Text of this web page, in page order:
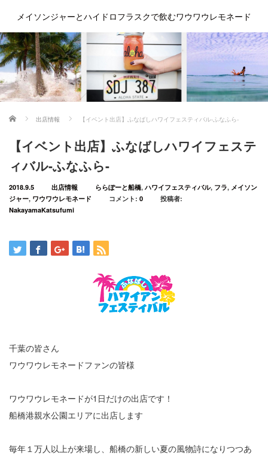
メイソンジャーとハイドロフラスクで飲むワウワウレモネード
ホーム 出店情報 【イベント出店】ふなばしハワイフェスティバル-ふなふら-
【イベント出店】ふなばしハワイフェステ
ィバル-ふなふら-
2018.9.5 出店情報 ららぽーと船橋, ハワイフェスティバル, フラ, メイソン
ジャー, ワウワウレモネード コメント: 0
投稿者:
NakayamaKatsufumi
千葉の皆さん
ワウワウレモネードファンの皆様
ワウワウレモネードが1日だけの出店です！
船橋港親水公園エリアに出店します
毎年１万人以上が来場し、船橋の新しい夏の風物詩になりつつあ